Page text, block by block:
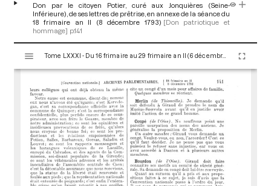
Don par le citoyen Potier, curé aux Jonquières (Seine-
Inférieure), de ses lettres de prêtrise, en annexe de la séance du
18 frimaire an II (8 décembre 1793) [Don patriotique et
hommage] p.141
s
Tome LXXXI - Du 16 frimaire au 29 frimaire an II (6 décembre au 19 décembre 1793)